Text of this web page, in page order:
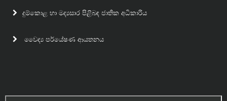
දුම්කොළ හා මද්‍යසාර පිළිබඳ ජාතික අධිකාරිය
වෛද්‍ය පර්යේෂණ ආයතනය